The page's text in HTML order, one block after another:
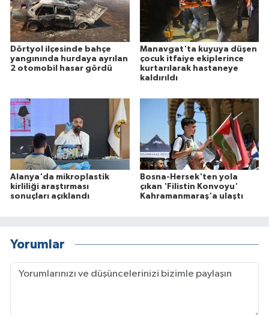
Dörtyol ilçesinde bahçe
yangınında hurdaya ayrılan
2 otomobil hasar gördü
Manavgat'ta kuyuya düşen
çocuk itfaiye ekiplerince
kurtarılarak hastaneye
kaldırıldı
Alanya'da mikroplastik
kirliliği araştırması
sonuçları açıklandı
Bosna-Hersek'ten yola
çıkan 'Filistin Konvoyu'
Kahramanmaraş'a ulaştı
Yorumlar